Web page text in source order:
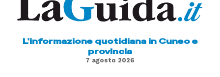
L'informazione quotidiana in Cuneo e
provincia
7 agosto 2026